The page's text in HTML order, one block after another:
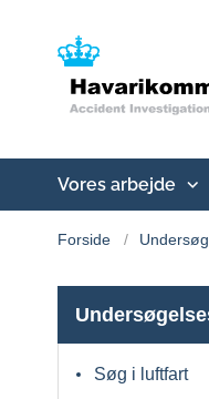
Vores arbejde
Forside
Søg i luftfart